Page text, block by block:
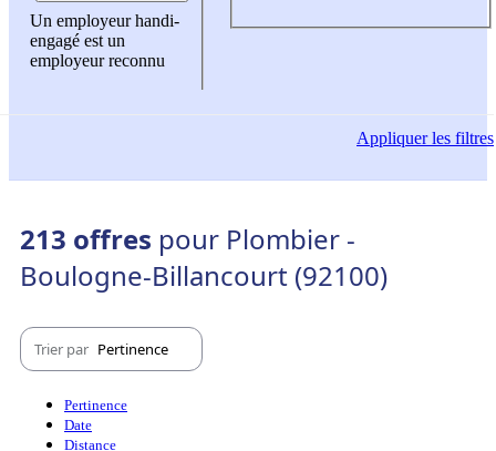
Un employeur handi-
engagé est un
employeur reconnu
Appliquerles filtres
213 offres pour Plombier -
Boulogne-Billancourt (92100)
Trier par Pertinence
Pertinence
Date
Distance